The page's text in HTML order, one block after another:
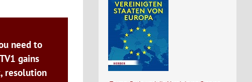
need to
gains
resolution